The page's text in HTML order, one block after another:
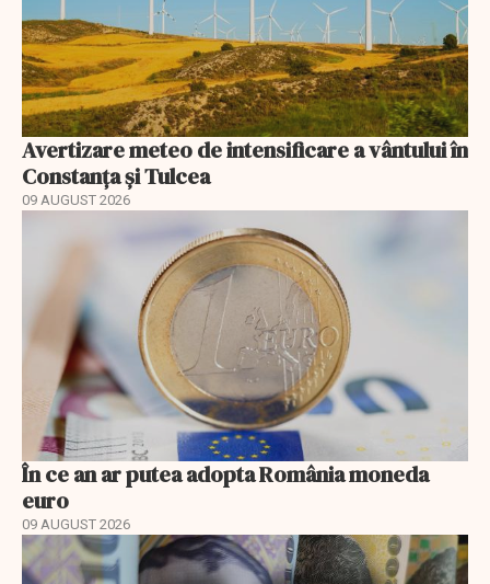
Avertizare meteo de intensificare a vântului în
Constanța și Tulcea
09 AUGUST 2026
În ce an ar putea adopta România moneda
euro
09 AUGUST 2026